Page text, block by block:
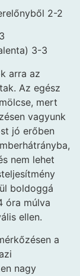
2-2
3-3
arra az
Az egész
mert
vagyunk
jó erőben
nem lehet
boldoggá
óra múlva
ellen.
a
nagy